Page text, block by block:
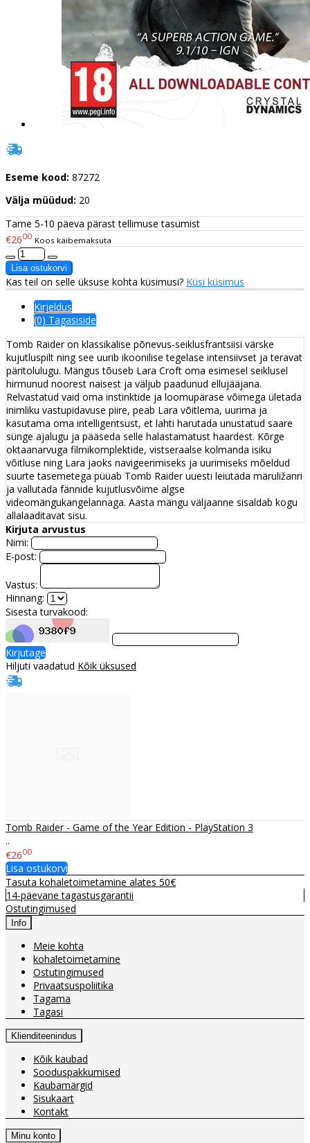
Eseme kood: 87272
Välja müüdud: 20
Tarne 5-10 päeva pärast tellimuse tasumist
€2600 Koos käibemaksuta
Kas teil on selle üksuse kohta küsimusi? Küsi küsimus
Kirjeldus
(0) Tagasiside
Tomb Raider on klassikalise põnevus-seiklusfrantsiisi värske
kujutluspilt ning see uurib ikoonilise tegelase intensiivset ja teravat
päritolulugu. Mängus tõuseb Lara Croft oma esimesel seiklusel
hirmunud noorest naisest ja väljub paadunud ellujääjana.
Relvastatud vaid oma instinktide ja loomupärase võimega ületada
inimliku vastupidavuse piire, peab Lara võitlema, uurima ja
kasutama oma intelligentsust, et lahti harutada unustatud saare
sünge ajalugu ja pääseda selle halastamatust haardest. Kõrge
oktaanarvuga filmikomplektide, vistseraalse kolmanda isiku
võitluse ning Lara jaoks navigeerimiseks ja uurimiseks mõeldud
suurte tasemetega püüab Tomb Raider uuesti leiutada märuližanri
ja vallutada fännide kujutlusvõime algse
videomängukangelannaga. Aasta mängu väljaanne sisaldab kogu
allalaaditavat sisu.
Kirjuta arvustus
Nimi:
E-post:
Vastus:
Hinnang:
Sisesta turvakood:
Kirjutage
Hiljuti vaadatud Kõik üksused
Tomb Raider - Game of the Year Edition - PlayStation 3
..
€2600
Lisa ostukorvi
Tasuta kohaletoimetamine alates 50€
14-päevane tagastusgarantii
Ostutingimused
Info
Meie kohta
kohaletoimetamine
Ostutingimused
Privaatsuspoliitika
Tagama
Tagasi
Klienditeenindus
Kõik kaubad
Sooduspakkumised
Kaubamärgid
Sisukaart
Kontakt
Minu konto